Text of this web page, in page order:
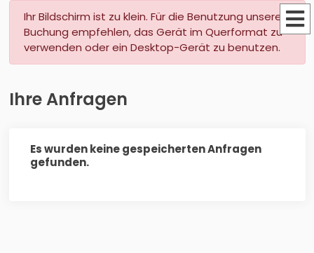
Ihr Bildschirm ist zu klein. Für die Benutzung unserer
Buchung empfehlen, das Gerät im Querformat zu
verwenden oder ein Desktop-Gerät zu benutzen.
Ihre Anfragen
Es wurden keine gespeicherten Anfragen
gefunden.